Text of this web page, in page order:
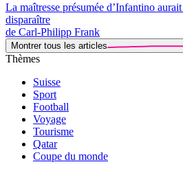
La maîtresse présumée d’Infantino
disparaître
de Carl-Philipp Frank
Montrer tous les articles
Thèmes
Suisse
Sport
Football
Voyage
Tourisme
Qatar
Coupe du monde